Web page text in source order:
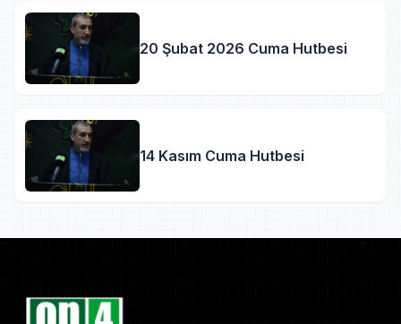
20 Şubat 2026 Cuma Hutbesi
14 Kasım Cuma Hutbesi